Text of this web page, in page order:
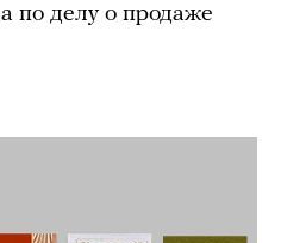
по делу о продаже